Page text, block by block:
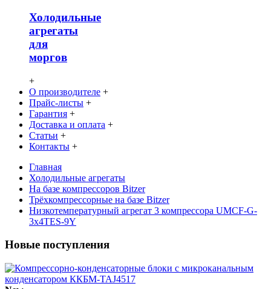
Холодильные
агрегаты
для
моргов
+
О производителе +
Прайс-листы +
Гарантия +
Доставка и оплата +
Статьи +
Контакты +
Главная
Холодильные агрегаты
На базе компрессоров Bitzer
Трёхкомпрессорные на базе Bitzer
Низкотемпературный агрегат 3 компрессора UMCF-G-
3х4TES-9Y
Новые поступления